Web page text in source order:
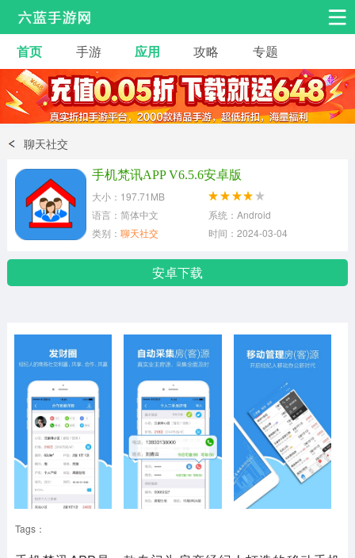
安卓手游 手游工具
热门手游 角色扮演 益智休闲
动作射击
冒险解谜 经营养成
体育竞技
首页 手游 应用 攻略 专题
聊天社交
手机梵讯APP V6.5.6安卓版
大小：197.71MB
语言：简体中文
系统：Android
类别： 聊天社交 时间：2024-03-04
安卓下载
Tags：